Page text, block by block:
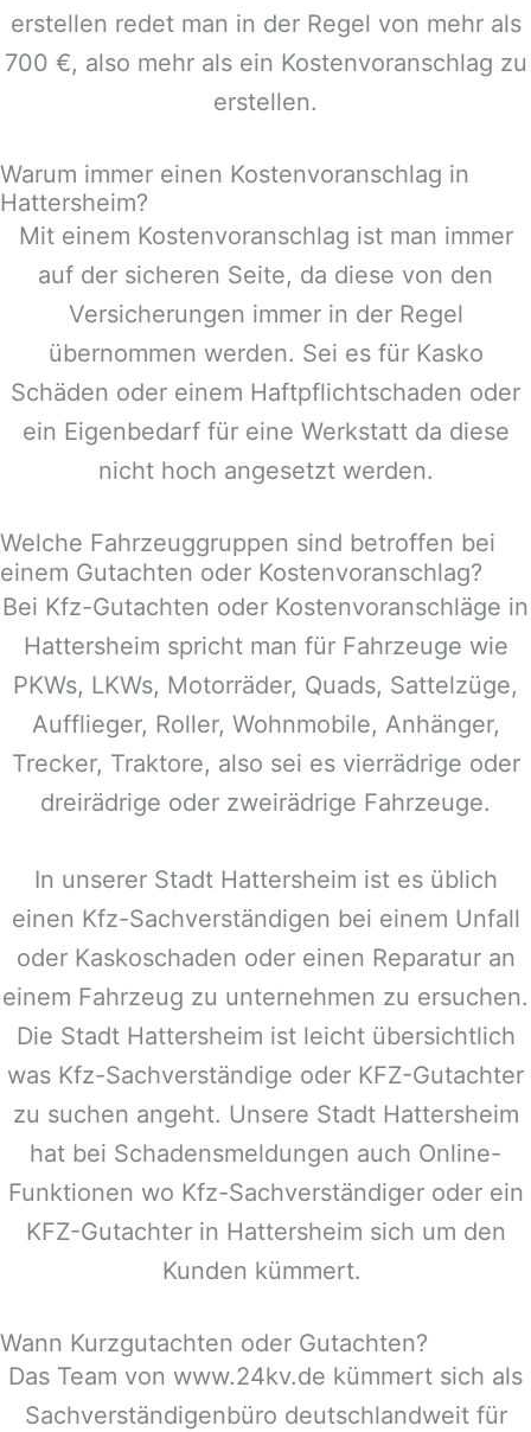
erstellen redet man in der Regel von mehr als
700 €, also mehr als ein Kostenvoranschlag zu
erstellen.
Warum immer einen Kostenvoranschlag in
Hattersheim?
Mit einem Kostenvoranschlag ist man immer
auf der sicheren Seite, da diese von den
Versicherungen immer in der Regel
übernommen werden. Sei es für Kasko
Schäden oder einem Haftpflichtschaden oder
ein Eigenbedarf für eine Werkstatt da diese
nicht hoch angesetzt werden.
Welche Fahrzeuggruppen sind betroffen bei
einem Gutachten oder Kostenvoranschlag?
Bei Kfz-Gutachten oder Kostenvoranschläge in
Hattersheim spricht man für Fahrzeuge wie
PKWs, LKWs, Motorräder, Quads, Sattelzüge,
Aufflieger, Roller, Wohnmobile, Anhänger,
Trecker, Traktore, also sei es vierrädrige oder
dreirädrige oder zweirädrige Fahrzeuge.
In unserer Stadt Hattersheim ist es üblich
einen Kfz-Sachverständigen bei einem Unfall
oder Kaskoschaden oder einen Reparatur an
einem Fahrzeug zu unternehmen zu ersuchen.
Die Stadt Hattersheim ist leicht übersichtlich
was Kfz-Sachverständige oder KFZ-Gutachter
zu suchen angeht. Unsere Stadt Hattersheim
hat bei Schadensmeldungen auch Online-
Funktionen wo Kfz-Sachverständiger oder ein
KFZ-Gutachter in Hattersheim sich um den
Kunden kümmert.
Wann Kurzgutachten oder Gutachten?
Das Team von www.24kv.de kümmert sich als
Sachverständigenbüro deutschlandweit für